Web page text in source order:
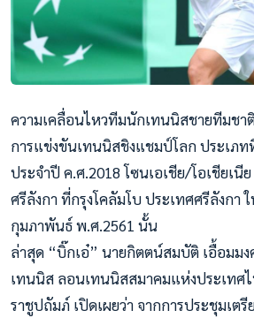
ความเคลื่อนไหวทีมนักเทนนิสชายทีมชา
การแข่งขันเทนนิสชิงแชมป์โลก ประเภท
ประจำปี ค.ศ.2018 โซนเอเชีย/โอเชียเ
ศรีลังกา ที่กรุงโคลัมโบ ประเทศศรีลังกา
กุมภาพันธ์ พ.ศ.2561 นั้น
ล่าสุด “บิ๊กเอ๋” นายกิตตน์สมบัติ เอื้อมม
เทนนิส ลอนเทนนิสสมาคมแห่งประเทศ
ราชูปถัมภ์ เปิดเผยว่า จากการประชุมเต